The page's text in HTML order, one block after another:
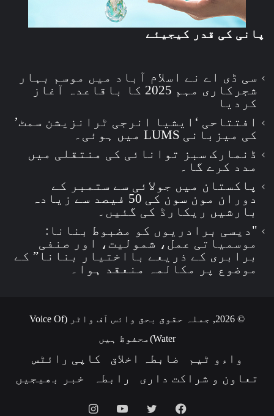
پانی کی قدر کیجیئے
سی ڈی اے نے اسلام آباد میں موسم بہار
شجرکاری مہم 2025 کا باقاعدہ آغاز
کردیا
افتتاحی ‘ایشیا انرجی ٹرانزیشن سمٹ’
کی میزبانی LUMS میں ہوئی۔
ڈنمارک سبز توانائی کی منتقلی میں
مدد کرے گا۔
پاکستان میں جولائی سے ستمبر کے
دوران مون سون کی 50 فیصد سے زیادہ
بارشیں ریکارڈ کی گئیں۔
"دیسی برادریوں کو مضبوط بنانا:
موسمیاتی عمل، شمولیت، اور صنفی
برابری کے ذریعے بااختیار بنانا” کے
موضوع پر مکالمہ منعقد ہوا۔
© 2026, جملہ حقوق بحق وائس آف واٹر (Voice Of
Water)محفوظ ہیں
واءو ٹیم ضابطہ اخلاق
کاپی رائٹس
تعاون و شراکت داری
رابطہ خبر بھیجیں
Facebook
Twitter
YouTube